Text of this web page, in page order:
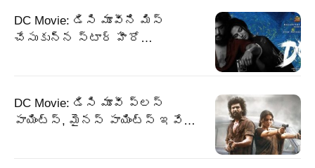
DC Movie: డిసి మూవీని మిస్
చేసుకున్న స్టార్ హీరో…
DC Movie: డిసి మూవీ ప్లస్
పాయింట్స్, మైనస్ పాయింట్స్ ఇవే…